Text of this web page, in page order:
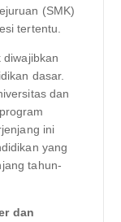
(SMK)
tertentu.
diwajibkan
dasar.
dan
ini
yang
tahun-
dan